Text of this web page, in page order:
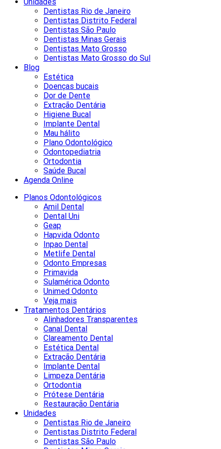
Dentistas Rio de Janeiro
Dentistas Distrito Federal
Dentistas São Paulo
Dentistas Minas Gerais
Dentistas Mato Grosso
Dentistas Mato Grosso do Sul
Blog
Estética
Doenças bucais
Dor de Dente
Extração Dentária
Higiene Bucal
Implante Dental
Mau hálito
Plano Odontológico
Odontopediatria
Ortodontia
Saúde Bucal
Agenda Online
Planos Odontológicos
Amil Dental
Dental Uni
Geap
Hapvida Odonto
Inpao Dental
Metlife Dental
Odonto Empresas
Primavida
Sulamérica Odonto
Unimed Odonto
Veja mais
Tratamentos Dentários
Alinhadores Transparentes
Canal Dental
Clareamento Dental
Estética Dental
Extração Dentária
Implante Dental
Limpeza Dentária
Ortodontia
Prótese Dentária
Restauração Dentária
Unidades
Dentistas Rio de Janeiro
Dentistas Distrito Federal
Dentistas São Paulo